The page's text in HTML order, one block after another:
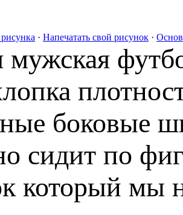
· Напечатать свой рисунок ·
боковые
сидит по
который мы